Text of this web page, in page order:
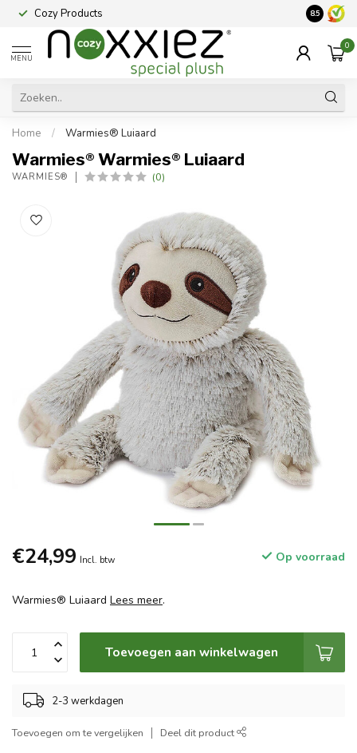
Cozy Products Vraag
8.5
MENU
0
Home / Warmies® Luiaard
Warmies® Warmies® Luiaard
WARMIES® (0)
€24,99 Incl. btw Op voorraad
Warmies® Luiaard Lees meer.
Toevoegen aan winkelwagen
2-3 werkdagen
Toevoegen om te vergelijken Deel dit product